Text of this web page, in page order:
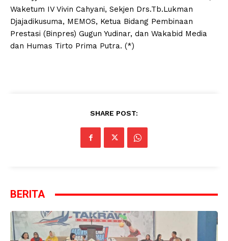
Waketum IV Vivin Cahyani, Sekjen Drs.Tb.Lukman
Djajadikusuma, MEMOS, Ketua Bidang Pembinaan
Prestasi (Binpres) Gugun Yudinar, dan Wakabid Media
dan Humas Tirto Prima Putra. (*)
SHARE POST:
BERITA